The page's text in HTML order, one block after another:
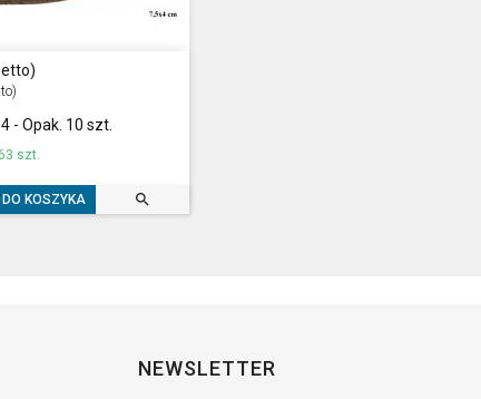
- Opak. 10 szt.
63 szt.
KOSZYKA 
NEWSLETTER